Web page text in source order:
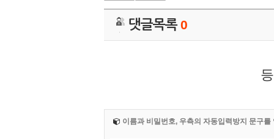
댓글목록0
이름과 비밀번호, 우측의 자동입력방지 문구를